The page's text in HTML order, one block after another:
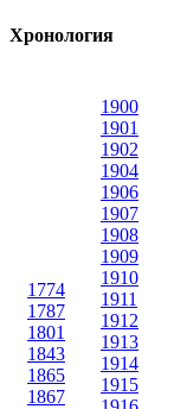
Хронология
1774
1787
1801
1843
1865
1867
1900
1901
1902
1904
1906
1907
1908
1909
1910
1911
1912
1913
1914
1915